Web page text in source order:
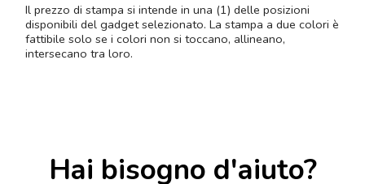
Il prezzo di stampa si intende in una (1) delle posizioni
disponibili del gadget selezionato. La stampa a due colori è
fattibile solo se i colori non si toccano, allineano,
intersecano tra loro.
Hai bisogno d'aiuto?